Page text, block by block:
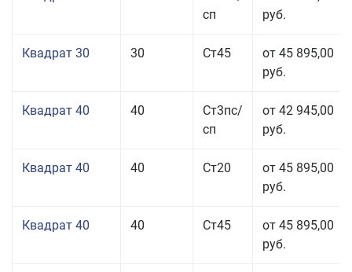
сп
руб.
Квадрат 30 30 Ст45
от 45 895,00
руб.
Квадрат 40 40
Ст3пс/
сп
от 42 945,00
руб.
Квадрат 40 40 Ст20
от 45 895,00
руб.
Квадрат 40 40 Ст45
от 45 895,00
руб.